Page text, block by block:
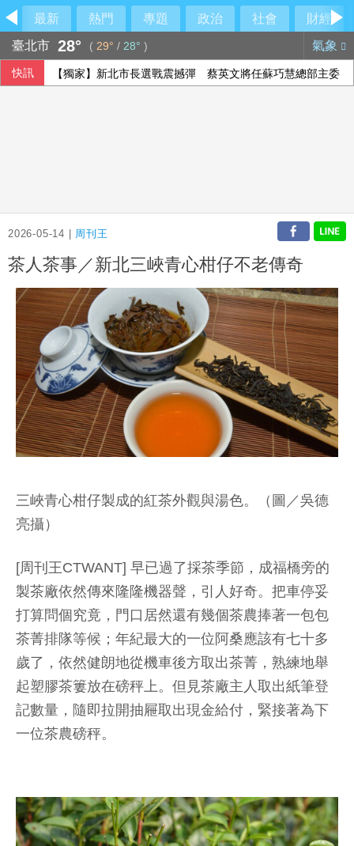
最新 熱門 專題 政治 社會
財經
臺北市 28° ( 29° / 28° ) 氣象
快訊
【獨家】新北市長選戰震撼彈 蔡英文將任蘇巧慧總部主委
2026-05-14 | 周刊王
茶人茶事／新北三峽青心柑仔不老傳奇
三峽青心柑仔製成的紅茶外觀與湯色。（圖／吳德
亮攝）
[周刊王CTWANT] 早已過了採茶季節，成福橋旁的
製茶廠依然傳來隆隆機器聲，引人好奇。把車停妥
打算問個究竟，門口居然還有幾個茶農捧著一包包
茶菁排隊等候；年紀最大的一位阿桑應該有七十多
歲了，依然健朗地從機車後方取出茶菁，熟練地舉
起塑膠茶簍放在磅秤上。但見茶廠主人取出紙筆登
記數量，隨即拉開抽屜取出現金給付，緊接著為下
一位茶農磅秤。